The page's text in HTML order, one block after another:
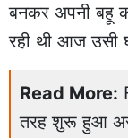
बनकर अपनी बहू
रही थी आज उसी
Read More:
तरह शुरू हुआ